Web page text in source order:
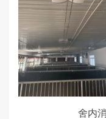
舍内